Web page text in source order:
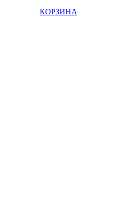
КОРЗИНА